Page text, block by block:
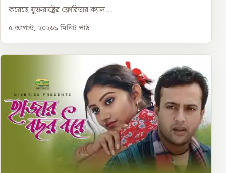
করেছে যুক্তরাষ্ট্রের ফ্লোরিডার ক্যাল...
৫ আগস্ট, ২০২৬১ মিনিট পাঠ